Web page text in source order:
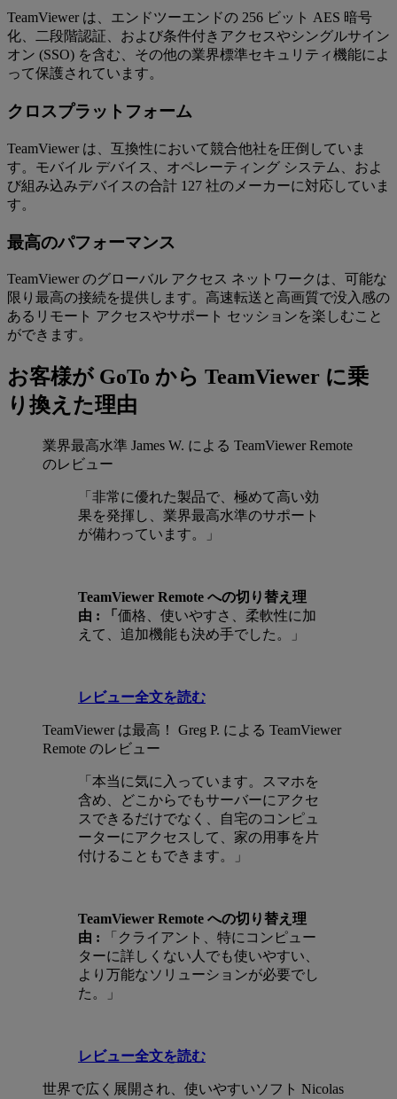
TeamViewer は、エンドツーエンドの 256 ビット AES 暗号
化、二段階認証、および条件付きアクセスやシングルサイン
オン (SSO) を含む、その他の業界標準セキュリティ機能によ
って保護されています。
クロスプラットフォーム
TeamViewer は、互換性において競合他社を圧倒していま
す。モバイル デバイス、オペレーティング システム、およ
び組み込みデバイスの合計 127 社のメーカーに対応していま
す。
最高のパフォーマンス
TeamViewer のグローバル アクセス ネットワークは、可能な
限り最高の接続を提供します。高速転送と高画質で没入感の
あるリモート アクセスやサポート セッションを楽しむこと
ができます。
お客様が GoTo から TeamViewer に乗
り換えた理由
業界最高水準 James W. による TeamViewer Remote
のレビュー
「非常に優れた製品で、極めて高い効
果を発揮し、業界最高水準のサポート
が備わっています。」
TeamViewer Remote への切り替え理
由 :
「 価格、使いやすさ、柔軟性に加
えて、追加機能も決め手でした。」
レビュー全文を読む
TeamViewer は最高！
Greg P. による TeamViewer
Remote のレビュー
「本当に気に入っています。スマホを
含め、どこからでもサーバーにアクセ
スできるだけでなく、自宅のコンピュ
ーターにアクセスして、家の用事を片
付けることもできます。」
TeamViewer Remote への切り替え理
由 :
「クライアント、特にコンピュー
ターに詳しくない人でも使いやすい、
より万能なソリューションが必要でし
た。」
レビュー全文を読む
世界で広く展開され、使いやすいソフト Nicolas